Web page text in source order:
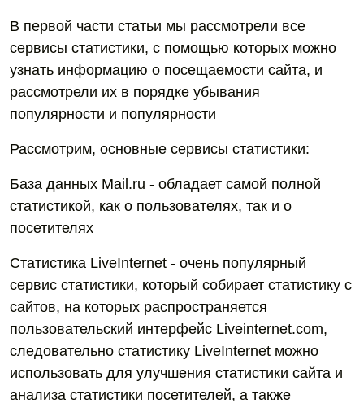
В первой части статьи мы рассмотрели все
сервисы статистики, с помощью которых можно
узнать информацию о посещаемости сайта, и
рассмотрели их в порядке убывания
популярности и популярности
Рассмотрим, основные сервисы статистики:
База данных Mail.ru - обладает самой полной
статистикой, как о пользователях, так и о
посетителях
Статистика LiveInternet - очень популярный
сервис статистики, который собирает статистику с
сайтов, на которых распространяется
пользовательский интерфейс Liveinternet.com,
следовательно статистику LiveInternet можно
использовать для улучшения статистики сайта и
анализа статистики посетителей, а также